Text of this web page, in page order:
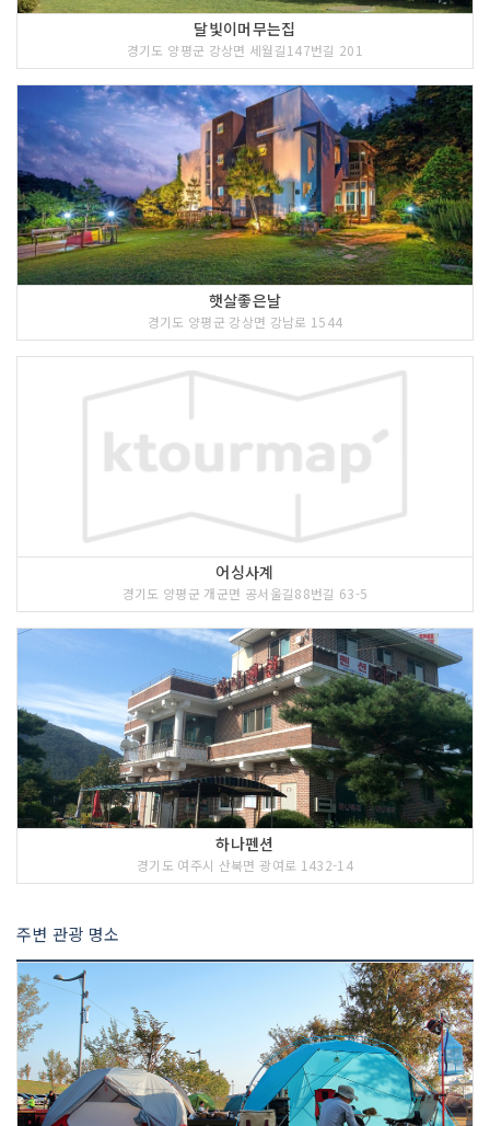
달빛이머무는집
경기도 양평군 강상면 세월길147번길 201
햇살좋은날
경기도 양평군 강상면 강남로 1544
어싱사계
경기도 양평군 개군면 공서울길88번길 63-5
하나펜션
경기도 여주시 산북면 광여로 1432-14
주변 관광 명소